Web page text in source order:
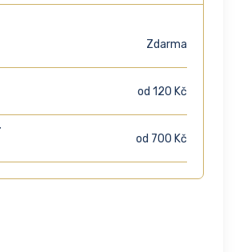
Zdarma
od 120 Kč
od 700 Kč